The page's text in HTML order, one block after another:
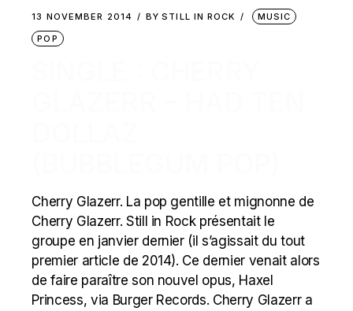
13 NOVEMBER 2014 BY STILL IN ROCK
MUSIC
POP
Cherry Glazerr. La pop gentille et mignonne de
Cherry Glazerr. Still in Rock présentait le
groupe en janvier dernier (il s’agissait du tout
premier article de 2014). Ce dernier venait alors
de faire paraître son nouvel opus, Haxel
Princess, via Burger Records. Cherry Glazerr a